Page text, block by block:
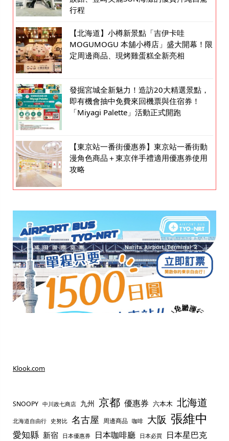
行程
【北海道】小樽新景點「吉伊卡哇
MOGUMOGU 本舖小樽店」盛大開幕！限
定周邊商品、現烤雞蛋糕全新亮相
發掘宮城全新魅力！造訪20大精選景點，
即有機會抽中免費來回機票與住宿券！
「Miyagi Palette」活動正式開跑
【東京站一番街優惠券】東京站一番街動
漫角色商品＋東京伴手禮適用優惠券使用
攻略
Klook.com
SNOOPY 中川政七商店 九州 京都 優惠券 六本木 北海道
北海道自由行 史努比 名古屋 周邊商品 咖啡 大阪 張維中
愛知縣 新宿 日本優惠券 日本咖啡廳 日本必買 日本星巴克